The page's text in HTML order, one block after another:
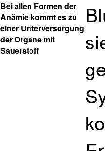
Bei allen Formen der
Anämie kommt es zu
einer Unterversorgung
der Organe mit
Sauerstoff